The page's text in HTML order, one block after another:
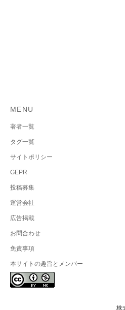
MENU
著者一覧
タグ一覧
サイトポリシー
GEPR
投稿募集
運営会社
広告掲載
お問合わせ
免責事項
本サイトの趣旨とメンバー
株